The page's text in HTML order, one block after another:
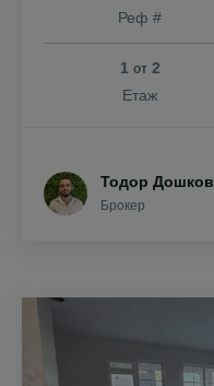
Реф #
1 от2
Етаж
Тодор Дошков
Брокер